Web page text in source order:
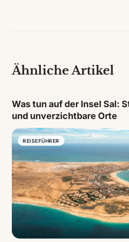
Ähnliche Artikel
Was tun auf der Insel Sal:
und unverzichtbare Orte
REISEFÜHRER